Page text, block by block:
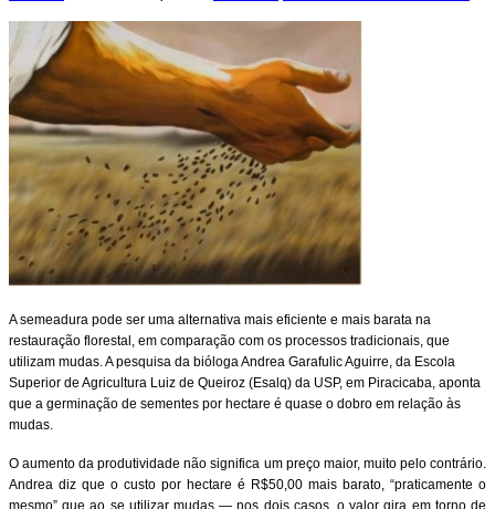
A semeadura pode ser uma alternativa mais eficiente e mais barata na
restauração florestal, em comparação com os processos tradicionais, que
utilizam mudas. A pesquisa da bióloga Andrea Garafulic Aguirre, da Escola
Superior de Agricultura Luiz de Queiroz (Esalq) da USP, em Piracicaba, aponta
que a germinação de sementes por hectare é quase o dobro em relação às
mudas.
O aumento da produtividade não significa um preço maior, muito pelo contrário.
Andrea diz que o custo por hectare é R$50,00 mais barato, “praticamente o
mesmo” que ao se utilizar mudas — nos dois casos, o valor gira em torno de